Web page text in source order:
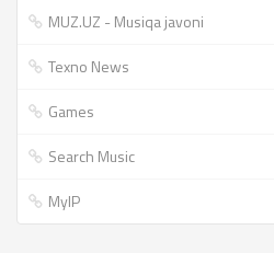
MUZ.UZ - Musiqa javoni
Texno News
Games
Search Music
MyIP